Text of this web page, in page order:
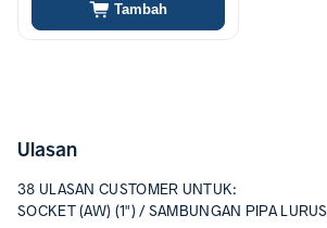
Tambah
Ulasan
38 ULASAN CUSTOMER UNTUK:
SOCKET (AW) (1") / SAMBUNGAN PIPA LURUS